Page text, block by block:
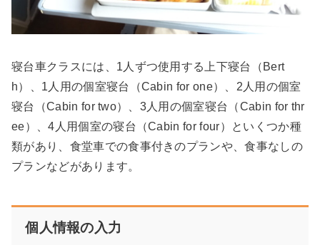
寝台車クラスには、1人ずつ使用する上下寝台（Bert
h）、1人用の個室寝台（Cabin for one）、2人用の個室
寝台（Cabin for two）、3人用の個室寝台（Cabin for thr
ee）、4人用個室の寝台（Cabin for four）といくつか種
類があり、食堂車での食事付きのプランや、食事なしの
プランなどがあります。
個人情報の入力